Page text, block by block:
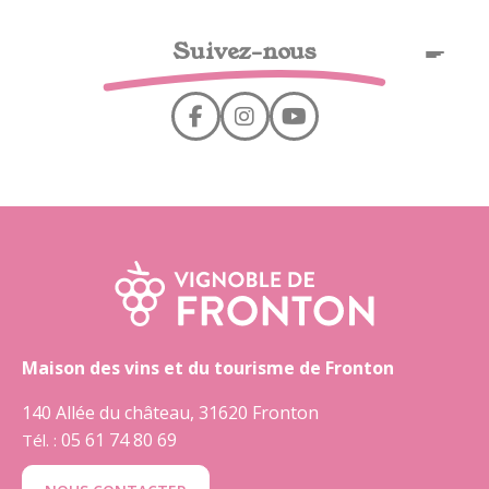
Suivez-nous
Maison des vins et du tourisme de Fronton
140 Allée du château, 31620 Fronton
Tél. : 05 61 74 80 69